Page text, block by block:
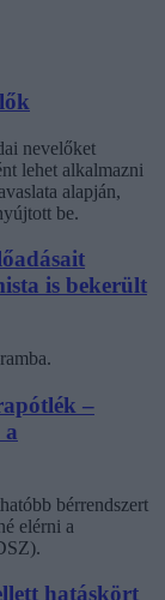
nevelőket
lehet alkalmazni
alapján,
be.
is bekerült
–
bérrendszert
elérni a
hatáskört